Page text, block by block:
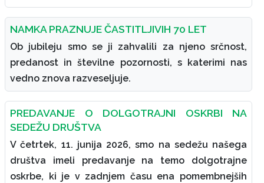
NAMKA PRAZNUJE ČASTITLJIVIH 70 LET
Ob jubileju smo se ji zahvalili za njeno srčnost,
predanost in številne pozornosti, s katerimi nas
vedno znova razveseljuje.
PREDAVANJE O DOLGOTRAJNI OSKRBI NA
SEDEŽU DRUŠTVA
V četrtek, 11. junija 2026, smo na sedežu našega
društva imeli predavanje na temo dolgotrajne
oskrbe, ki je v zadnjem času ena pomembnejših